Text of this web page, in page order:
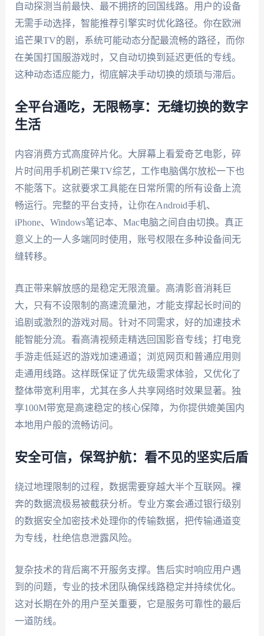
自动探测当前最快、最不拥挤的回国线路。用户的设备
无需手动选择，智能推荐引擎实时优化路径。你在欧洲
追芒果TV的剧，系统可能动态分配最流畅的路径，而你
在美国打国服游戏时，又自动切换到延迟更低的专线。
这种动态适应能力，彻底解决手动切换的烦琐与滞后。
全平台通吃，无限畅享：无缝切换的数字
生活
内容消费方式高度碎片化。大屏幕上看爱奇艺电影，碎
片时间用手机刷芒果TV综艺，工作电脑偶尔放松一下也
不能落下。这就要求工具能在日常所需的所有设备上流
畅运行。完整的平台支持，让你在Android手机、
iPhone、Windows笔记本、Mac电脑之间自由切换。真正
意义上的一人多端同时使用，账号权限在多种设备间无
缝转移。
真正带来解放感的是稳定无限流量。高清影音消耗巨
大，只有不设限制的高速流量池，才能支撑起长时间的
追剧或激烈的游戏对局。针对不同需求，好的加速技术
能智能分流。看高清视频走精选回国影音专线；打电竞
手游走低延迟的游戏加速通道；浏览网页和普通应用则
走通用线路。这样既保证了优先级需求体验，又优化了
整体带宽利用率，尤其在多人共享网络时效果显著。独
享100M带宽是高速稳定的核心保障，为你提供媲美国内
本地用户般的流畅访问。
安全可信，保驾护航：看不见的坚实后盾
绕过地理限制的过程，数据需要穿越大半个互联网。裸
奔的数据流极易被截获分析。专业方案会通过银行级别
的数据安全加密技术处理你的传输数据，把传输通道变
为专线，杜绝信息泄露风险。
复杂技术的背后离不开服务支撑。售后实时响应用户遇
到的问题，专业的技术团队确保线路稳定并持续优化。
这对长期在外的用户至关重要，它是服务可靠性的最后
一道防线。